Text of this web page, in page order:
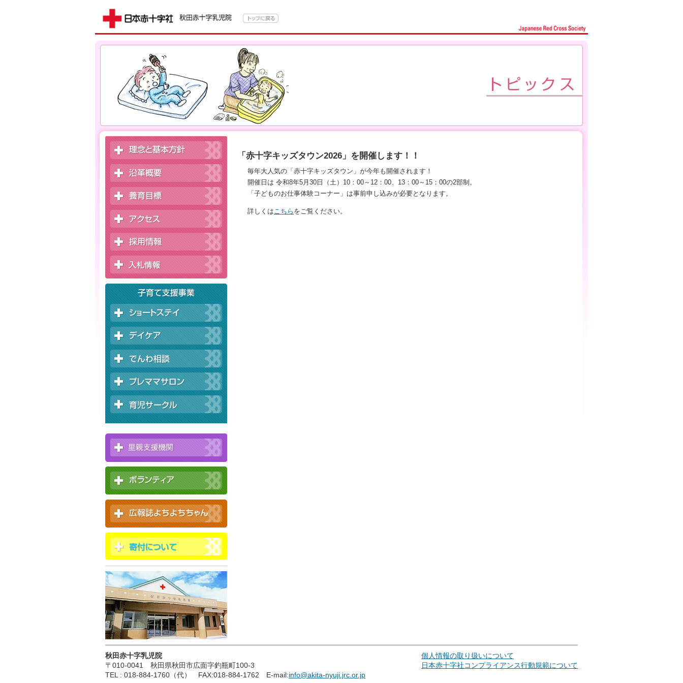
「赤十字キッズタウン2026」を開催します！！
毎年大人気の「赤十字キッズタウン」が今年も開催されます！
開催日は 令和8年5月30日（土）10：00～12：00、13：00～15：00の2部制。
「子どものお仕事体験コーナー」は事前申し込みが必要となります。
詳しくはこちら をご覧ください。
個人情報の取り扱いについて
日本赤十字社コンプライアンス行動規範について
秋田赤十字乳児院
〒010-0041 秋田県秋田市広面字釣瓶町100-3
TEL : 018-884-1760（代） FAX:018-884-1762 E-mail:info@akita-nyuji.jrc.or.jp